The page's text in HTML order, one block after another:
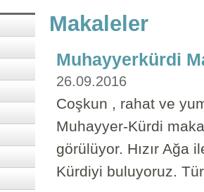
Makaleler
Muhayyerkürdi
26.09.2016
Coşkun , rahat ve
Muhayyer-Kürdi
görülüyor. Hızır Ağa
Kürdiyi buluyoruz.